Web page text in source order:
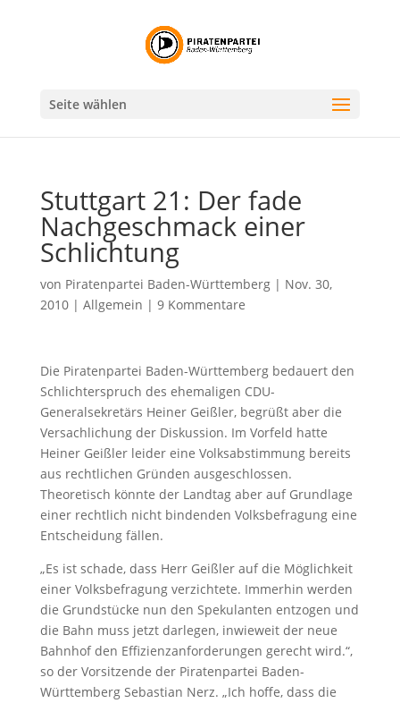
Seite wählen
Stuttgart 21: Der fade
Nachgeschmack einer
Schlichtung
von Piratenpartei Baden-Württemberg| Nov. 30,
2010| Allgemein | 9 Kommentare
Die Piratenpartei Baden-Württemberg bedauert den
Schlichterspruch des ehemaligen CDU-
Generalsekretärs Heiner Geißler, begrüßt aber die
Versachlichung der Diskussion. Im Vorfeld hatte
Heiner Geißler leider eine Volksabstimmung bereits
aus rechtlichen Gründen ausgeschlossen.
Theoretisch könnte der Landtag aber auf Grundlage
einer rechtlich nicht bindenden Volksbefragung eine
Entscheidung fällen.
„Es ist schade, dass Herr Geißler auf die Möglichkeit
einer Volksbefragung verzichtete. Immerhin werden
die Grundstücke nun den Spekulanten entzogen und
die Bahn muss jetzt darlegen, inwieweit der neue
Bahnhof den Effizienzanforderungen gerecht wird.“,
so der Vorsitzende der Piratenpartei Baden-
Württemberg Sebastian Nerz. „Ich hoffe, dass die